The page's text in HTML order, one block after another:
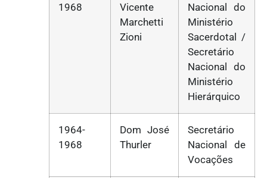
1968
Vicente
Marchetti
Zioni
Nacional do
Ministério
Sacerdotal /
Secretário
Nacional do
Ministério
Hierárquico
1964-
1968
Dom José
Thurler
Secretário
Nacional de
Vocações